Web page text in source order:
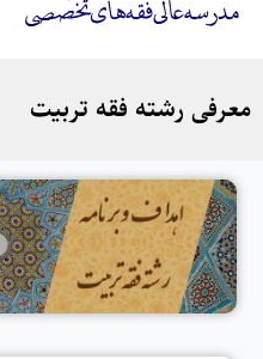
معرفی رشته فقه تربیت